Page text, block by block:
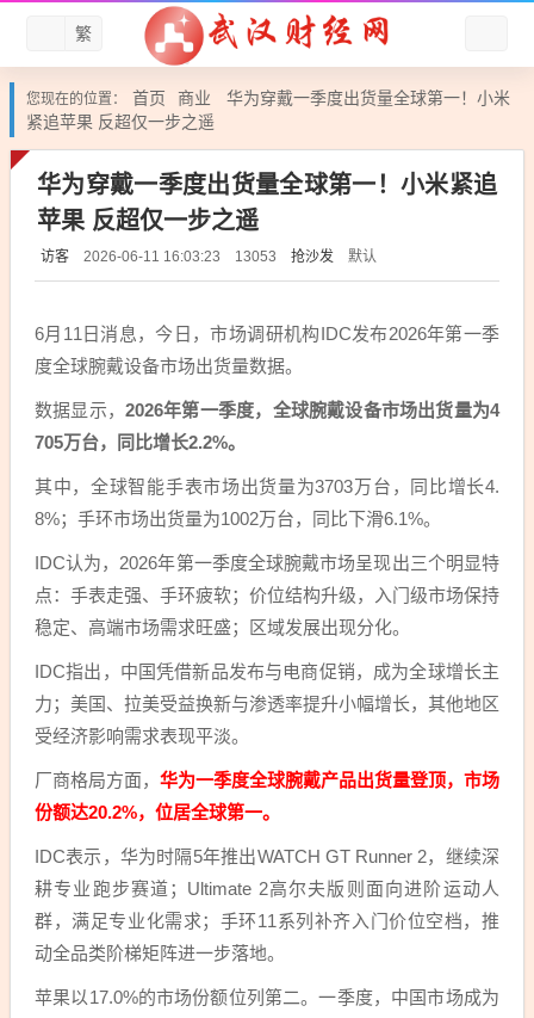
繁
您现在的位置： 首页 商业
华为穿戴一季度出货量全球第一！小米
紧追苹果 反超仅一步之遥
华为穿戴一季度出货量全球第一！小米紧追
苹果 反超仅一步之遥
访客 2026-06-11 16:03:23 13053 抢沙发 默认
6月11日消息，今日，市场调研机构IDC发布2026年第一季
度全球腕戴设备市场出货量数据。
数据显示，2026年第一季度，全球腕戴设备市场出货量为4
705万台，同比增长2.2%。
其中，全球智能手表市场出货量为3703万台，同比增长4.
8%；手环市场出货量为1002万台，同比下滑6.1%。
IDC认为，2026年第一季度全球腕戴市场呈现出三个明显特
点：手表走强、手环疲软；价位结构升级，入门级市场保持
稳定、高端市场需求旺盛；区域发展出现分化。
IDC指出，中国凭借新品发布与电商促销，成为全球增长主
力；美国、拉美受益换新与渗透率提升小幅增长，其他地区
受经济影响需求表现平淡。
厂商格局方面， 华为一季度全球腕戴产品出货量登顶，市场
份额达20.2%，位居全球第一。
IDC表示，华为时隔5年推出WATCH GT Runner 2，继续深
耕专业跑步赛道；Ultimate 2高尔夫版则面向进阶运动人
群，满足专业化需求；手环11系列补齐入门价位空档，推
动全品类阶梯矩阵进一步落地。
苹果以17.0%的市场份额位列第二。一季度，中国市场成为